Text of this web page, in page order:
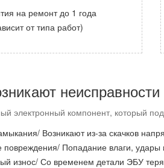
на ремонт до 1 года
от типа работ)
электронный компонент, который
Возникают из-за скачков
повреждения/ Попадание влаги,
износ/ Со временем детали ЭБУ